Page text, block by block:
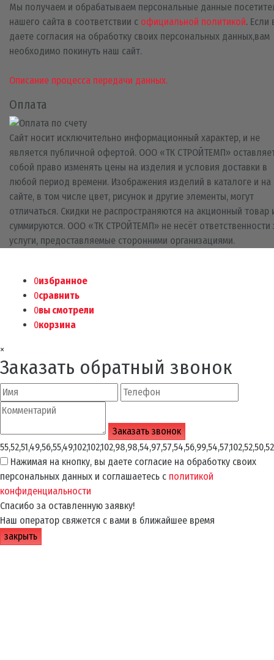
Мы получаем и обрабатываем персональные данные
нашего сайта в соответствии с официальной политикой. Если
даете согласия на обработку своих персональных данных,вам
необходимо покинуть наш сайт.
Описание процесса передачи данных.
Оплата
Сайт носит исключительно информационный характер, и не
является публичной офертой. ООО «ТК СТРОЙТЕМП»
собой право изменять цены на изделия и условия доставки в
любой период времени. Изображения изделий в каталоге и на
сайте, в том числе цвет, рисунок и другие элементы, могут
отличаться. Скидки не распространяются на акционный товар
суммируются. ООО «ТК СТРОЙТЕМП» не несёт ответственности
услуги, предоставляемые сторонними организациями.
0избранное
0сравнить
0вы смотрели
0корзина
×
Заказать обратный звонок
Нажимая на кнопку, вы даете согласие на обработку своих
персональных данных и соглашаетесь с политикой
конфиденциальности
Спасибо за оставленную заявку!
Наш оператор свяжется с вами в ближайшее время
закрыть